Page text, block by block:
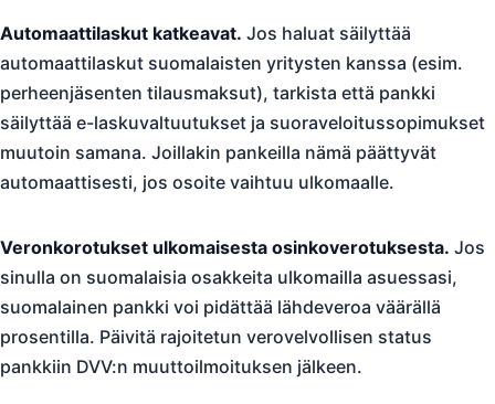
Automaattilaskut katkeavat. Jos haluat säilyttää
automaattilaskut suomalaisten yritysten kanssa (esim.
perheenjäsenten tilausmaksut), tarkista että pankki
säilyttää e-laskuvaltuutukset ja suoraveloitussopimukset
muutoin samana. Joillakin pankeilla nämä päättyvät
automaattisesti, jos osoite vaihtuu ulkomaalle.
Veronkorotukset ulkomaisesta osinkoverotuksesta. Jos
sinulla on suomalaisia osakkeita ulkomailla asuessasi,
suomalainen pankki voi pidättää lähdeveroa väärällä
prosentilla. Päivitä rajoitetun verovelvollisen status
pankkiin DVV:n muuttoilmoituksen jälkeen.